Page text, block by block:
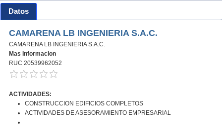
Datos
CAMARENA LB INGENIERIA S.A.C.
CAMARENA LB INGENIERIA S.A.C.
Mas Informacion
RUC 20539962052
ACTIVIDADES:
CONSTRUCCION EDIFICIOS COMPLETOS
ACTIVIDADES DE ASESORAMIENTO EMPRESARIAL